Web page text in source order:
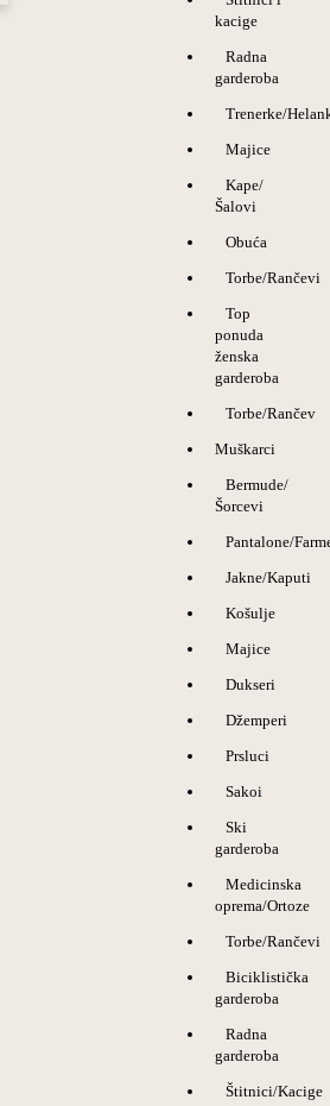
kacige
Radna
garderoba
Trenerke/
Majice
Kape/
Šalovi
Obuća
Torbe/Rančevi
Top
ponuda
ženska
garderoba
Torbe/Rančev
Muškarci
Bermude/
Šorcevi
Pantalone/
Jakne/Kaputi
Košulje
Majice
Dukseri
Džemperi
Prsluci
Sakoi
Ski
garderoba
Medicinska
oprema/Ortoze
Torbe/Rančevi
Biciklistička
garderoba
Radna
garderoba
Štitnici/Kacige